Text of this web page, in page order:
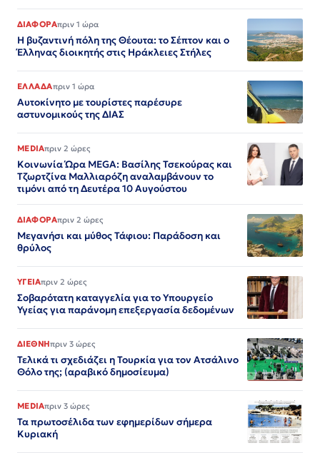
ΔΙΑΦΟΡΑπριν 1 ώρα
Η βυζαντινή πόλη της Θέουτα: το Σέπτον και ο
Έλληνας διοικητής στις Ηράκλειες Στήλες
ΕΛΛΑΔΑπριν 1 ώρα
Αυτοκίνητο με τουρίστες παρέσυρε
αστυνομικούς της ΔΙΑΣ
MEDIAπριν 2 ώρες
Κοινωνία Ώρα MEGA: Βασίλης Τσεκούρας και
Τζωρτζίνα Μαλλιαρόζη αναλαμβάνουν το
τιμόνι από τη Δευτέρα 10 Αυγούστου
ΔΙΑΦΟΡΑπριν 2 ώρες
Μεγανήσι και μύθος Τάφιου: Παράδοση και
θρύλος
ΥΓΕΙΑπριν 2 ώρες
Σοβαρότατη καταγγελία για το Υπουργείο
Υγείας για παράνομη επεξεργασία δεδομένων
ΔΙΕΘΝΗπριν 3 ώρες
Τελικά τι σχεδιάζει η Τουρκία για τον Ατσάλινο
Θόλο της; (αραβικό δημοσίευμα)
MEDIAπριν 3 ώρες
Τα πρωτοσέλιδα των εφημερίδων σήμερα
Κυριακή